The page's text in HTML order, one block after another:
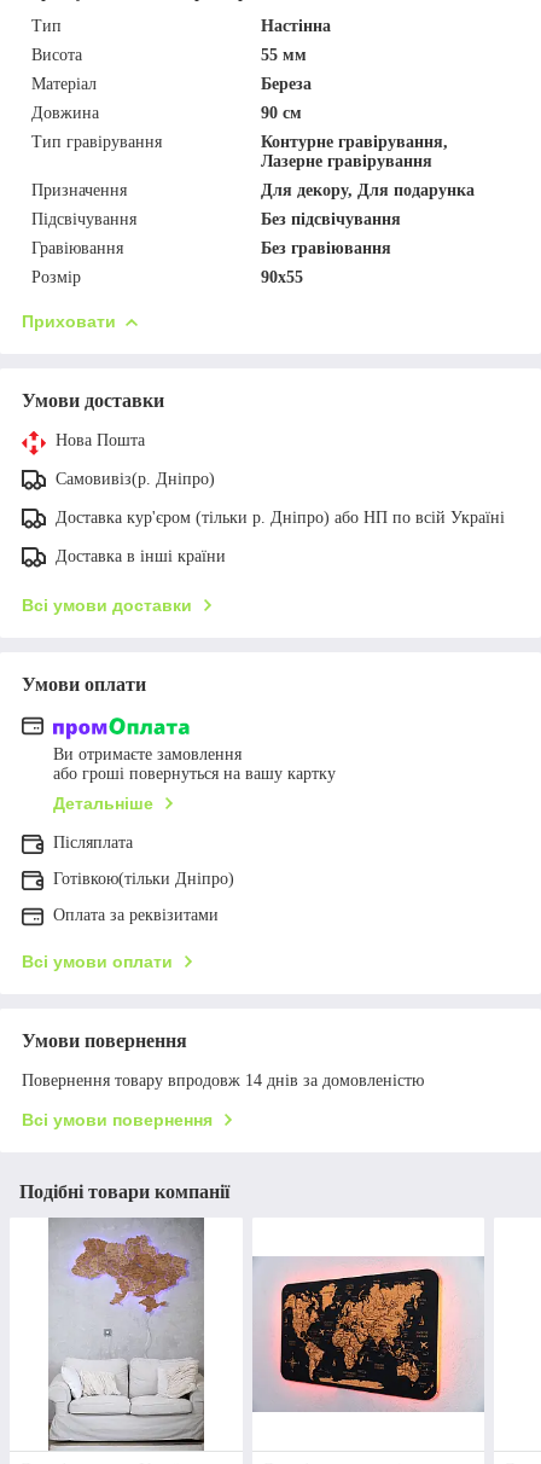
Тип
Настінна
Висота
55 мм
Матеріал
Береза
Довжина
90 см
Тип гравірування
Контурне гравірування,
Лазерне гравірування
Призначення
Для декору, Для подарунка
Підсвічування
Без підсвічування
Гравіювання
Без гравіювання
Розмір
90х55
Приховати
Умови доставки
Нова Пошта
Самовивіз(р. Дніпро)
Доставка кур'єром (тільки р. Дніпро) або НП по всій Україні
Доставка в інші країни
Всі умови доставки
Умови оплати
Ви отримаєте замовлення
або гроші повернуться на вашу картку
Детальніше
Післяплата
Готівкою(тільки Дніпро)
Оплата за реквізитами
Всі умови оплати
Умови повернення
Повернення товару впродовж 14 днів за домовленістю
Всі умови повернення
Подібні товари компанії